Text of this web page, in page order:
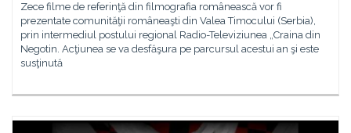
Zece filme de referinţă din filmografia românească vor fi
prezentate comunităţii româneaşti din Valea Timocului (Serbia),
prin intermediul postului regional Radio-Televiziunea „Craina din
Negotin. Acţiunea se va desfăşura pe parcursul acestui an şi este
susţinută